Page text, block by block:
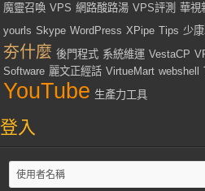
魔靈召喚 VPS 網路酸路湯 VPS評測 華視
yourls Skype WordPress XPipe Tips 少
夯什麼 後門程式 系統維運 VestaCP
Software 麗文正經話 VirtueMart webshell
YouTube 生產力工具
登入